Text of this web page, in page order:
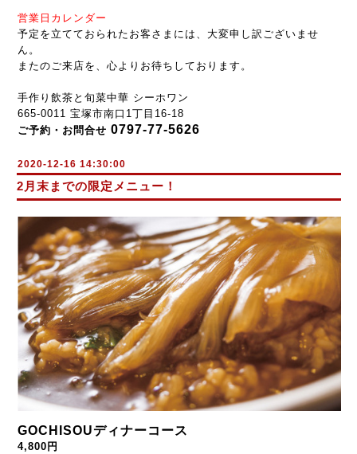
営業日カレンダー
予定を立てておられたお客さまには、大変申し訳ございませ
ん。
またのご来店を、心よりお待ちしております。
手作り飲茶と旬菜中華 シーホワン
665-0011 宝塚市南口1丁目16-18
ご予約・お問合せ 0797-77-5626
2020-12-16 14:30:00
2月末までの限定メニュー！
GOCHISOUディナーコース
4,800円